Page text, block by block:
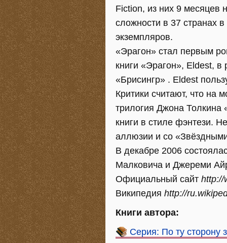
Fiction, из них 9 месяцев
сложности в 37 странах
экземпляров.
«Эрагон» стал первым
книги «Эрагон», Eldest,
«Брисингр» . Eldest
Критики считают, что на
трилогия Джона Толкина
книги в стиле фэнтези.
аллюзии и со
В декабре 2006
Малковича и Джереми
Официальный сайт http://
Википедия http://
Книги автора:
Серия: По ту сторону